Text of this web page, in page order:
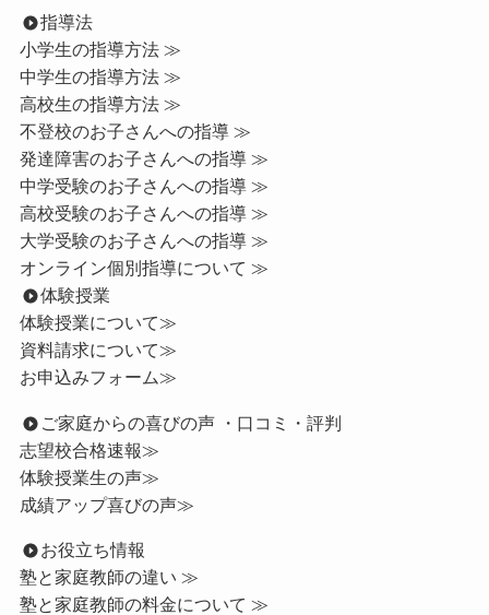
指導法
小学生の指導方法 ≫
中学生の指導方法 ≫
高校生の指導方法 ≫
不登校のお子さんへの指導 ≫
発達障害のお子さんへの指導 ≫
中学受験のお子さんへの指導 ≫
高校受験のお子さんへの指導 ≫
大学受験のお子さんへの指導 ≫
オンライン個別指導について ≫
体験授業
体験授業について≫
資料請求について≫
お申込みフォーム≫
ご家庭からの喜びの声 ・口コミ・評判
志望校合格速報≫
体験授業生の声≫
成績アップ喜びの声≫
お役立ち情報
塾と家庭教師の違い ≫
塾と家庭教師の料金について ≫